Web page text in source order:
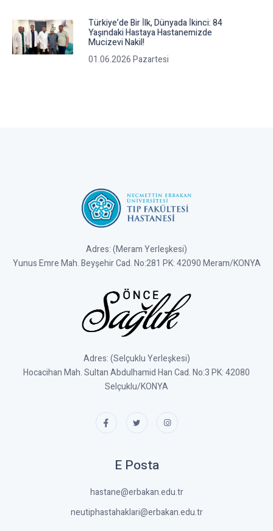
Türkiye’de Bir İ̇lk, Dünyada İ̇kinci: 84
Yaşındaki Hastaya Hastanemizde
Mucizevi Nakil!
01.06.2026 Pazartesi
Adres: (Meram Yerleşkesi)
Yunus Emre Mah. Beyşehir Cad. No:281 PK: 42090 Meram/KONYA
Adres: (Selçuklu Yerleşkesi)
Hocacihan Mah. Sultan Abdulhamid Han Cad. No:3 PK: 42080
Selçuklu/KONYA
E Posta
hastane@erbakan.edu.tr
neutiphastahaklari@erbakan.edu.tr